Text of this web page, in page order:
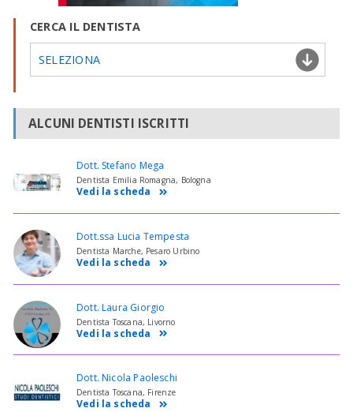
CERCA IL DENTISTA
SELEZIONA
ALCUNI DENTISTI ISCRITTI
Dott. Stefano Mega
Dentista Emilia Romagna, Bologna
Vedi la scheda
Dott.ssa Lucia Tempesta
Dentista Marche, Pesaro Urbino
Vedi la scheda
Dott. Laura Giorgio
Dentista Toscana, Livorno
Vedi la scheda
Dott. Nicola Paoleschi
Dentista Toscana, Firenze
Vedi la scheda